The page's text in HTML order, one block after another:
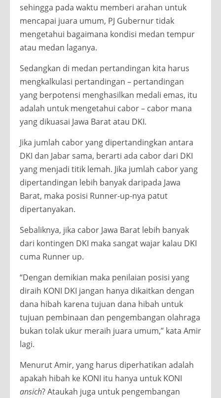
sehingga pada waktu memberi arahan untuk
mencapai juara umum, PJ Gubernur tidak
mengetahui bagaimana kondisi medan tempur
atau medan laganya.
Sedangkan di medan pertandingan kita harus
mengkalkulasi pertandingan – pertandingan
yang berpotensi menghasilkan medali emas, itu
adalah untuk mengetahui cabor – cabor mana
yang dikuasai Jawa Barat atau DKI.
Jika jumlah cabor yang dipertandingkan antara
DKI dan Jabar sama, berarti ada cabor dari DKI
yang menjadi titik lemah. Jika jumlah cabor yang
dipertandingan lebih banyak daripada Jawa
Barat, maka posisi Runner-up-nya patut
dipertanyakan.
Sebaliknya, jika cabor Jawa Barat lebih banyak
dari kontingen DKI maka sangat wajar kalau DKI
cuma Runner up.
“Dengan demikian maka penilaian posisi yang
diraih KONI DKI jangan hanya dikaitkan dengan
dana hibah karena tujuan dana hibah untuk
tujuan pembinaan dan pengembangan olahraga
bukan tolak ukur meraih juara umum,” kata Amir
lagi.
Menurut Amir, yang harus diperhatikan adalah
apakah hibah ke KONI itu hanya untuk KONI
ansich? Ataukah juga untuk pengembangan